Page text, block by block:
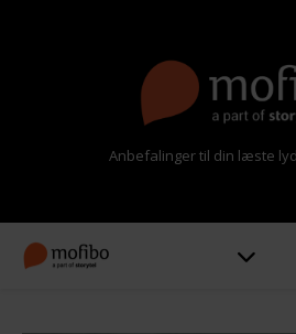
Anbefalinger til din læste